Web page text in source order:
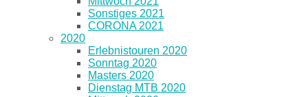
Sonstiges 2021
CORONA 2021
2020
Erlebnistouren 2020
Sonntag 2020
Masters 2020
Dienstag MTB 2020